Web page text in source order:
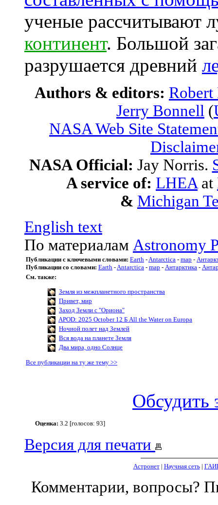
ученые рассчитывают
континент. Большой
разрушается древний
Authors & editors:
Jerry Bonnell (
NASA Web Site
NASA Official: Jay Norris.
A service of: LHEA at
& Michigan
English text
По материалам Astronomy
Публикации с ключевыми словами: Earth -Antarctica - map -
Публикации со словами: Earth -Antarctica - map - Антарктика -
См. также:
Земля из межпланетного пространства
Привет, мир
Заход Земли с "Ориона"
APOD: 2025 October 12 Б All the Water on Europa
Ночной полет над Землей
Вся вода на планете Земля
Два мира, одно Солнце
Все публикации на ту же тему >>
Обсудить
Оценка: 3.2 [голосов: 93]
Версия для печати
Астронет| Научная сеть|
Комментарии, вопросы?